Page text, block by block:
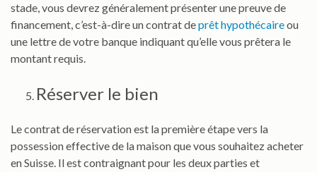
stade, vous devrez généralement présenter une preuve de
financement, c’est-à-dire un contrat deprêt hypothécaireou
une lettre de votre banque indiquant qu’elle vous prêtera le
montant requis.
Réserver le bien
Le contrat de réservation est la première étape vers la
possession effective de la maison que vous souhaitez acheter
en Suisse. Il est contraignant pour les deux parties et